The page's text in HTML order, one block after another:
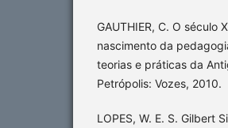
GAUTHIER, C. O século
nascimento da
teorias e práticas da
Petrópolis: Vozes, 2010.
LOPES, W. E. S. Gilbert